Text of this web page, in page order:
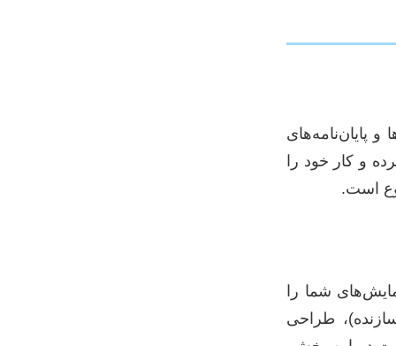
پایان‌نامه‌های
و کار خود را
است.
شما را
طراحی